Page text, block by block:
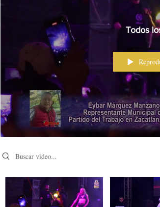
Todos
Search videos